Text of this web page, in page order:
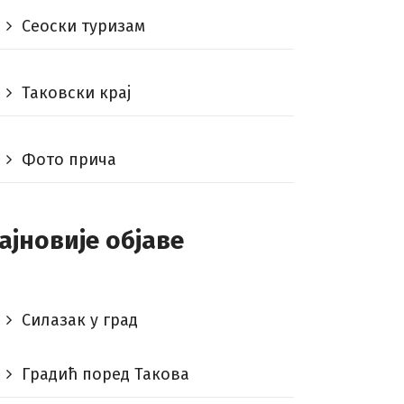
Сеоски туризам
Таковски крај
Фото прича
објаве
Силазак у град
Градић поред Такова